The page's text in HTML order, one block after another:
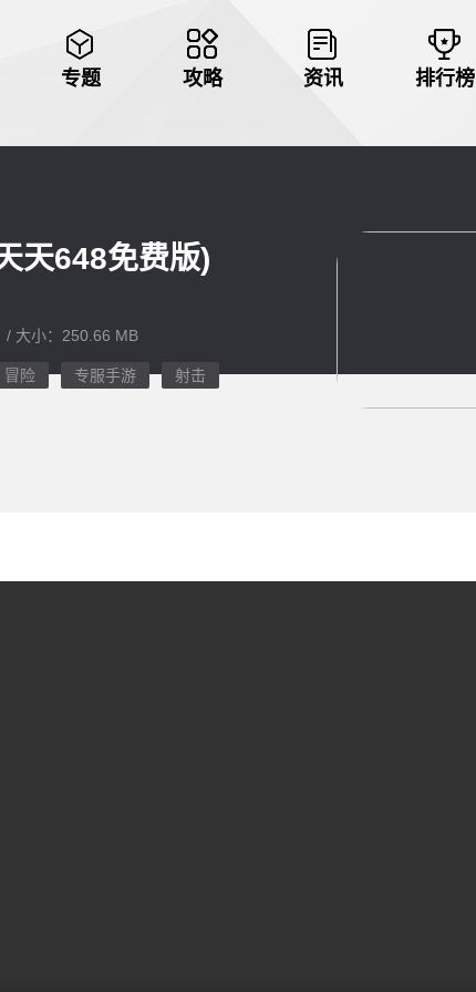
专题 攻略 资讯 排行榜
天648免费版)
/ 大小：250.66 MB
冒险 专服手游 射击